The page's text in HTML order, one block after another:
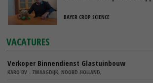
BAYER CROP SCIENCE
VACATURES
Verkoper Binnendienst Glastuinbouw
KARO BV - ZWAAGDIJK, NOORD-HOLLAND,